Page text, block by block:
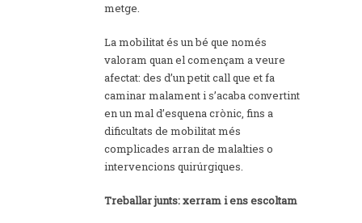
metge.
La mobilitat és un bé que només
valoram quan el començam a veure
afectat: des d’un petit call que et fa
caminar malament i s’acaba convertint
en un mal d’esquena crònic, fins a
dificultats de mobilitat més
complicades arran de malalties o
intervencions quirúrgiques.
Treballar junts: xerram i ens escoltam